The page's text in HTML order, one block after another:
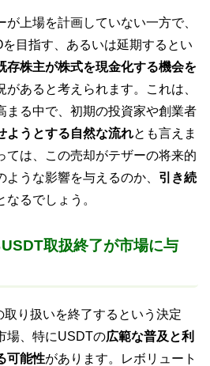
上場を計画していない一方で、
目指す、あるいは延期するとい
存株主が株式を現金化する機会を
があると考えられます。これは、
まる中で、初期の投資家や創業者
ようとする自然な流れとも言えま
ては、この売却がテザーの将来的
うな影響を与えるのか、 引き続
なるでしょう。
取扱終了が市場に与
り扱いを終了するという決定
場、特にUSDTの広範な普及と利
可能性があります。レボリュート